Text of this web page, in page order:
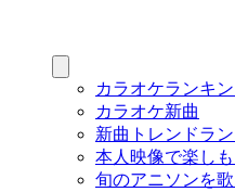
カラオケランキ
カラオケ新曲
新曲トレンドラ
本人映像で楽しも
旬のアニソンを歌